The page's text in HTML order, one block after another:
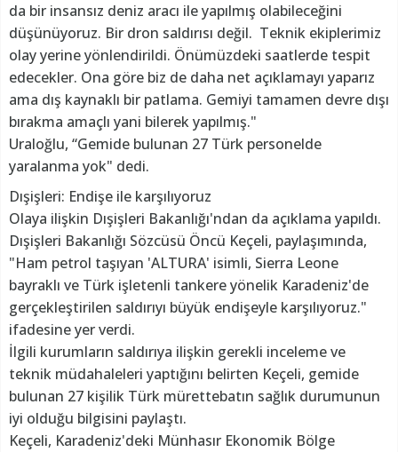
da bir insansız deniz aracı ile yapılmış olabileceğini
düşünüyoruz. Bir dron saldırısı değil. Teknik ekiplerimiz
olay yerine yönlendirildi. Önümüzdeki saatlerde tespit
edecekler. Ona göre biz de daha net açıklamayı yaparız
ama dış kaynaklı bir patlama. Gemiyi tamamen devre dışı
bırakma amaçlı yani bilerek yapılmış."
Uraloğlu, “Gemide bulunan 27 Türk personelde
yaralanma yok" dedi.
Dışişleri: Endişe ile karşılıyoruz
Olaya ilişkin Dışişleri Bakanlığı'ndan da açıklama yapıldı.
Dışişleri Bakanlığı Sözcüsü Öncü Keçeli, paylaşımında,
"Ham petrol taşıyan 'ALTURA' isimli, Sierra Leone
bayraklı ve Türk işletenli tankere yönelik Karadeniz'de
gerçekleştirilen saldırıyı büyük endişeyle karşılıyoruz."
ifadesine yer verdi.
İlgili kurumların saldırıya ilişkin gerekli inceleme ve
teknik müdahaleleri yaptığını belirten Keçeli, gemide
bulunan 27 kişilik Türk mürettebatın sağlık durumunun
iyi olduğu bilgisini paylaştı.
Keçeli, Karadeniz'deki Münhasır Ekonomik Bölge